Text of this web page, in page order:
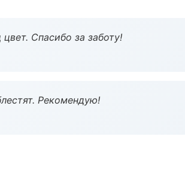
Спасибо за заботу!
Рекомендую!